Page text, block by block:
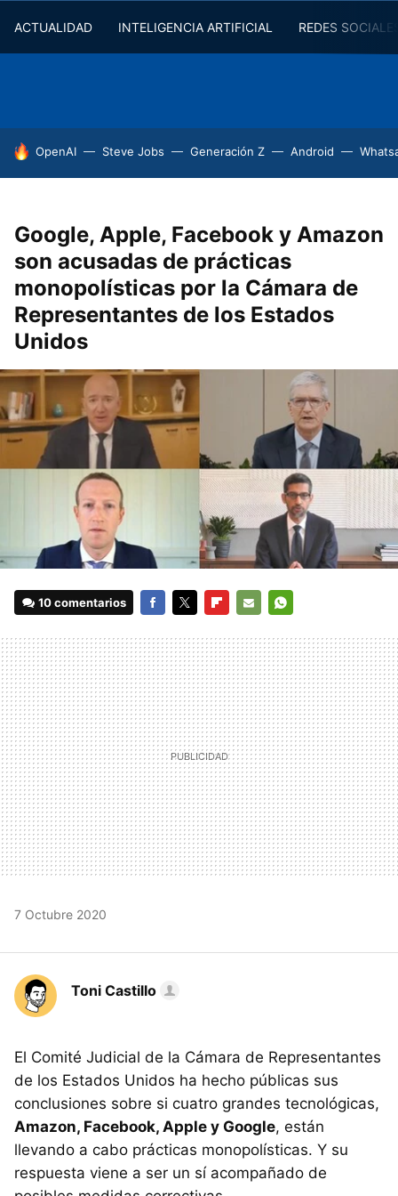
ACTUALIDAD INTELIGENCIA ARTIFICIAL REDES
HOY SE HABLA DE
OpenAI Steve Jobs Generación Z Android
Google, Apple, Facebook y Amazon
son acusadas de prácticas
monopolísticas por la Cámara de
Representantes de los Estados
Unidos
10 comentarios
MAIL
7 Octubre 2020
Toni Castillo
El Comité Judicial de la Cámara de Representantes
de los Estados Unidos ha hecho públicas sus
conclusiones sobre si cuatro grandes tecnológicas,
Amazon, Facebook, Apple y Google, están
llevando a cabo prácticas monopolísticas. Y su
respuesta viene a ser un sí acompañado de